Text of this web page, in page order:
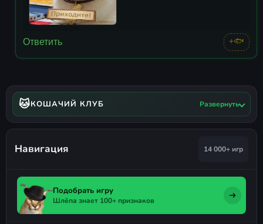
Ответить +🐟
🐱КОШАЧИЙ КЛУБ Развернуть
Навигация 14 000+ игр
Подобрать игру
Шлёпа знает 100+ признаков